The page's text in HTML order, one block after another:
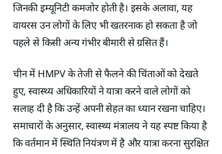
जिनकी इम्यूनिटी कमजोर होती है। इसके अलावा, यह
वायरस उन लोगों के लिए भी खतरनाक हो सकता है जो
पहले से किसी अन्य गंभीर बीमारी से ग्रसित हैं।
चीन में HMPV के तेजी से फैलने की चिंताओं को देखते
हुए, स्वास्थ्य अधिकारियों ने यात्रा करने वाले लोगों को
सलाह दी है कि उन्हें अपनी सेहत का ध्यान रखना चाहिए।
समाचारों के अनुसार, स्वास्थ्य मंत्रालय ने यह स्पष्ट किया है
कि वर्तमान में स्थिति नियंत्रण में है और यात्रा करना सुरक्षित